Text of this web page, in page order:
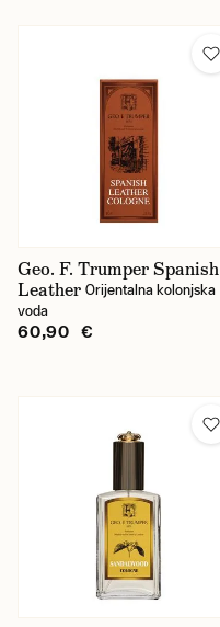
Geo. F. Trumper Spanish
Leather Orijentalna kolonjska
voda
60,90 €